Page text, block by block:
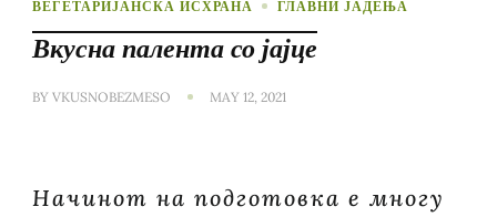
ВЕГЕТАРИЈАНСКА ИСХРАНА ГЛАВНИ ЈАДЕЊА
Вкусна палента со јајце
BY VKUSNOBEZMESO MAY 12, 2021
Начинот на подготовка е многу